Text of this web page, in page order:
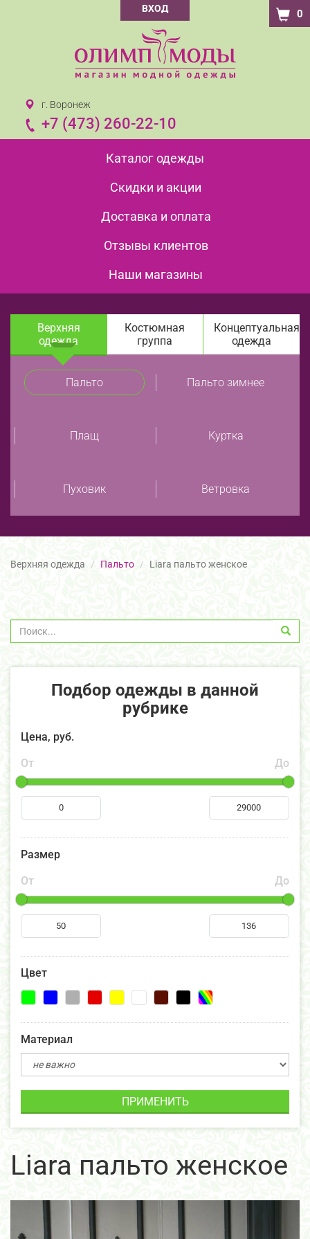
ВХОД 0
г. Воронеж
+7 (473) 260-22-10
Каталог одежды
Скидки и акции
Доставка и оплата
Отзывы клиентов
Наши магазины
Верхняя
одежда
Костюмная
группа
Концептуальная
одежда
Пальто Пальто зимнее
Плащ Куртка
Пуховик Ветровка
Верхняя одежда Пальто Liara пальто женское
Подбор одежды в данной
рубрике
Цена, руб.
От
До
Размер
От
До
Цвет
Материал
ПРИМЕНИТЬ
Liara пальто женское